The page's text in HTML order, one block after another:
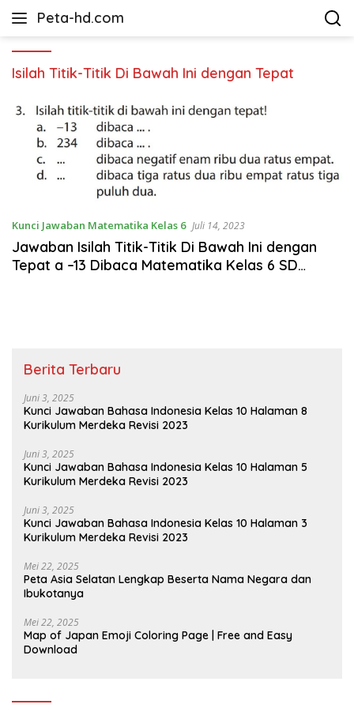
Peta-hd.com
Kumpulan
HD
Isilah Titik-Titik Di Bawah Ini dengan Tepat
Kunci Jawaban Matematika Kelas 6 Juli 14, 2023
Jawaban Isilah Titik-Titik Di Bawah Ini dengan
Tepat a –13 Dibaca Matematika Kelas 6 SD
Berita Terbaru
Juni 3, 2025
Kunci Jawaban Bahasa Indonesia Kelas 10 Halaman 8
Kurikulum Merdeka Revisi 2023
Juni 3, 2025
Kunci Jawaban Bahasa Indonesia Kelas 10 Halaman 5
Kurikulum Merdeka Revisi 2023
Juni 3, 2025
Kunci Jawaban Bahasa Indonesia Kelas 10 Halaman 3
Kurikulum Merdeka Revisi 2023
Mei 22, 2025
Peta Asia Selatan Lengkap Beserta Nama Negara dan
Ibukotanya
Mei 22, 2025
Map of Japan Emoji Coloring Page | Free and Easy
Download